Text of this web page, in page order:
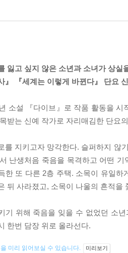
잃고 싶지 않은 소년과 소녀가 상실
』 『세계는 이렇게 바뀐다』 단요
소설 『다이브』로 작품 활동을
받는 신예 작가로 자리매김한 단요
를 지키고자 망각한다. 슬퍼하지 않
서 난생처음 죽음을 목격하고 어떤
한 또 다른 2층 주택. 소목이 유일하
뒤 사라졌고, 소목이 나울의 흔적
기 위해 죽음을 잊을 수 없었던 소
한번 담장 위로 올라선다.
미리 읽어보실 수 있습니다. 미리보기